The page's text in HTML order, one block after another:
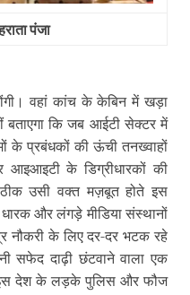
पंजा
वहां कांच के केबिन में खड़ा
बताएगा कि जब आईटी सेक्टर में
के प्रबंधकों की ऊंची तनख्वाहों
के डिग्रीधारकों की
ठीक उसी वक्‍त मज़बूत होते इस
और लंगड़े मीडिया संस्थानों
नौकरी के लिए दर-दर भटक रहे
सफेद दाढ़ी छंटवाने वाला एक
इस देश के लड़के पुलिस और फौज